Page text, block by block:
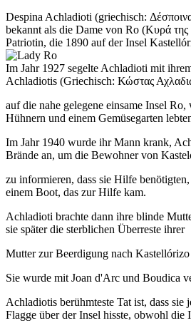
Despina Achladioti (griechisch:
bekannt als die Dame von Ro (Κυρά
Patriotin, die 1890 auf der Insel
Im Jahr 1927 segelte Achladioti mit
Achladiotis (Griechisch: Κώστας
auf die nahe gelegene einsame Insel
Hühnern und einem Gemüsegarten
Im Jahr 1940 wurde ihr Mann krank,
Brände an, um die Bewohner von
zu informieren, dass sie Hilfe
einem Boot, das zur Hilfe kam.
Achladioti brachte dann ihre blinde
sie später die sterblichen Überreste ihrer
Mutter zur Beerdigung nach Kastellórizo
Sie wurde mit Joan d'Arc und Boudica
Achladiotis berühmteste Tat ist, dass sie
Flagge über der Insel hisste, obwohl die